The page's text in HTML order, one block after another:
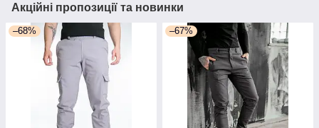
Акційні пропозиції та новинки
–68% –67%